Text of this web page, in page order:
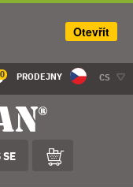
PRODEJNY CS
Otevřít